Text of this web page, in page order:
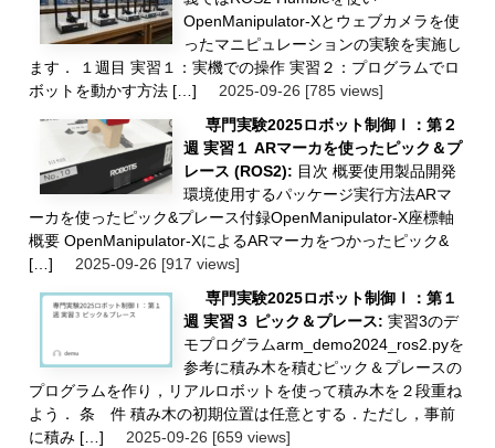
OpenManipulator-Xとウェブカメラを使
ったマニピュレーションの実験を実施し
ます． １週目 実習１：実機での操作 実習２：プログラムでロ
ボットを動かす方法 […]
2025-09-26 [785 views]
専門実験2025ロボット制御Ⅰ：第２
週 実習１ ARマーカを使ったピック＆プ
レース (ROS2): 目次 概要使用製品開発
環境使用するパッケージ実行方法ARマ
ーカを使ったピック&プレース付録OpenManipulator-X座標軸
概要 OpenManipulator-XによるARマーカをつかったピック&
[…]
2025-09-26 [917 views]
専門実験2025ロボット制御Ⅰ：第１
週 実習３ ピック＆プレース: 実習3のデ
モプログラムarm_demo2024_ros2.pyを
参考に積み木を積むピック＆プレースの
プログラムを作り，リアルロボットを使って積み木を２段重ね
よう． 条 件 積み木の初期位置は任意とする．ただし，事前
に積み […]
2025-09-26 [659 views]